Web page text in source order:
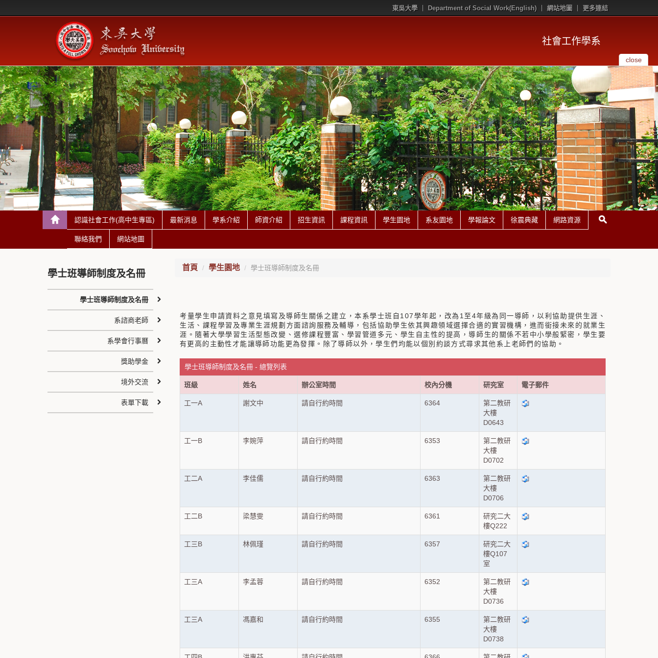
東吳大學 Department of Social Work(English) 網站地圖 更多連結
社會工作學系
close
認識社會工作(高中生專區) 最新消息 學系介紹 師資介紹 招生資訊 課程資訊 學生園地 系友園地 學報論文 徐震典藏 網路資源
聯絡我們 網站地圖
首頁 學生園地 學士班導師制度及名冊
考量學生申請資料之意見填寫及導師生關係之建立，本系學士班自107學年起，改為1至4年級為同一導師，以利協助提供生涯、
生活、課程學習及專業生涯規劃方面諮詢服務及輔導，包括協助學生依其興趣領域選擇合適的實習機構，進而銜接未來的就業生
涯。隨著大學學習生活型態改變、選修課程豐富、學習管道多元、學生自主性的提高，導師生的關係不若中小學般緊密，學生要
有更高的主動性才能讓導師功能更為發揮。除了導師以外，學生們均能以個別約談方式尋求其他系上老師們的協助。
學士班導師制度及名冊 - 總覽列表
班級 姓名 辦公室時間 校內分機 研究室 電子郵件
工一A 謝文中 請自行約時間 6364
第二教研
大樓
D0643
工一B 李婉萍 請自行約時間 6353
第二教研
大樓
D0702
工二A 李佳儒 請自行約時間 6363
第二教研
大樓
D0706
工二B 梁慧雯 請自行約時間 6361
研究二大
樓Q222
工三B 林佩瑾 請自行約時間 6357
研究二大
樓Q107
室
工三A 李孟蓉 請自行約時間 6352
第二教研
大樓
D0736
工三A 馮嘉和 請自行約時間 6355
第二教研
大樓
D0738
學士班導師制度及名冊
學士班導師制度及名冊
系諮商老師
系學會行事曆
獎助學金
境外交流
表單下載